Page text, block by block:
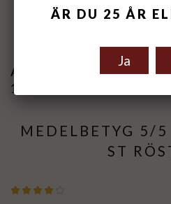
Spara som favorit
Artikelnummer:
110102-17
MEDELBETYG 5/5
ST
ÄR DU 25 ÅR
Ja